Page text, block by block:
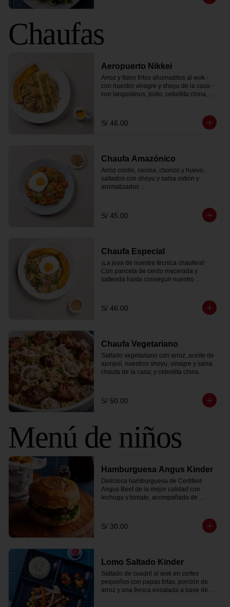
Chaufas
Aeropuerto Nikkei
Arroz y fideo fritos ahumaditos al wok -
con nuestro vinagre y shoyu de la casa -
con langostinos, pollo, cebollita china,
salsa tiradito.
S/ 46.00
Chaufa Amazónico
Arroz criollo, cecina, chorizo y huevo,
saltados con shoyu y salsa ostión y
aromatizados
china.
S/ 45.00
Chaufa Especial
¡La joya de nuestra técnica chaufera!
Con panceta de cerdo macerada y
salteada hasta conseguir nuestro
langostinos y pollo.
S/ 46.00
Chaufa Vegetariano
Saltado vegetariano con arroz, aceite de
ajonjolí, nuestros shoyu, vinagre y salsa
chaufa de la casa; y cebollita china.
S/ 50.00
Menú de niños
Hamburguesa Angus Kinder
Deliciosa hamburguesa de Certified
Angus Beef de la mejor calidad con
lechuga y tomate, acompañada de
S/ 30.00
Lomo Saltado Kinder
Saltado de cuadril al wok en cortes
pequeños con papas fritas, porción de
arroz y una fresca ensalada a base de